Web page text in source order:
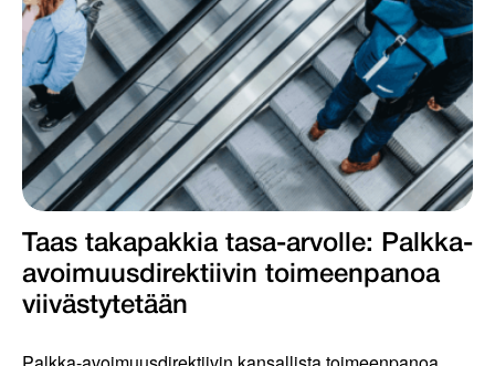
Taas takapakkia tasa-arvolle: Palkka-
avoimuusdirektiivin toimeenpanoa
viivästytetään